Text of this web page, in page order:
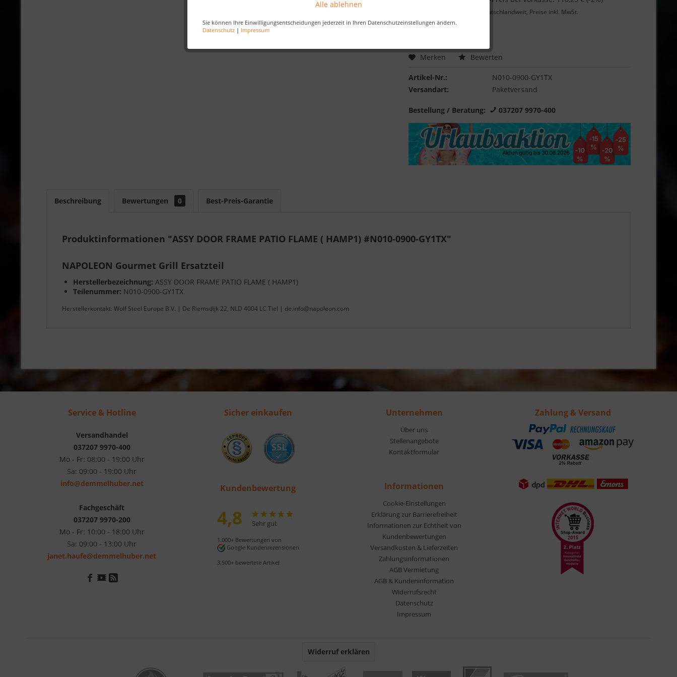
Alle ablehnen
Sie können Ihre Einwilligungsentscheidungen jederzeit in Ihren Datenschutzeinstellungen ändern.
Datenschutz | Impressum
deutschlandweit, Preise inkl. MwSt.
Best-Preis-Garantie
Merken Bewerten
Artikel-Nr.:
N010-0900-GY1TX
Versandart:
Paketversand
Bestellung / Beratung: 037207 9970-400
Beschreibung Bewertungen 0 Best-Preis-Garantie
Produktinformationen "ASSY DOOR FRAME PATIO FLAME ( HAMP1) #N010-0900-GY1TX"
NAPOLEON Gourmet Grill Ersatzteil
Herstellerbezeichnung: ASSY DOOR FRAME PATIO FLAME ( HAMP1)
Teilenummer: N010-0900-GY1TX
Herstellerkontakt: Wolf Steel Europe B.V. | De Riemsdijk 22, NLD 4004 LC Tiel | de.info@napoleon.com
Service & Hotline
Versandhandel
037207 9970-400
Mo - Fr: 08:00 - 19:00 Uhr
Sa: 09:00 - 19:00 Uhr
info@demmelhuber.net
Fachgeschäft
037207 9970-200
Mo - Fr: 10:00 - 18:00 Uhr
Sa: 09:00 - 13:00 Uhr
janet.haufe@demmelhuber.net
Sicher einkaufen
Kundenbewertung
4,8 Sehr gut
1.000+ Bewertungen von
Google Kundenrezensionen
3.500+ bewertete Artikel
Unternehmen
Über uns
Stellenangebote
Kontaktformular
Informationen
Cookie-Einstellungen
Erklärung zur Barrierefreiheit
Informationen zur Echtheit von
Kundenbewertungen
Versandkosten & Lieferzeiten
Zahlungsinformationen
AGB Vermietung
AGB & Kundeninformation
Widerrufsrecht
Datenschutz
Impressum
Zahlung & Versand
Widerruf erklären